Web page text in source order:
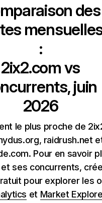
des
:
2ix2.comvs
juin
2026
le plus proche de
raidrush.net
Pour en savoir
ses concurrents,
pour explorer les
et Market